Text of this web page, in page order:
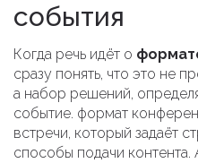
события
Когда речь идёт о
сразу понять, что это не
а набор решений,
событие. формат
встречи, который задаёт
способы подачи контента.